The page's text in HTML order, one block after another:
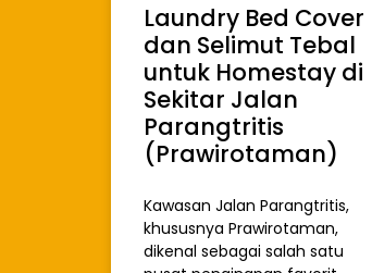
Laundry Bed Cover
dan Selimut Tebal
untuk Homestay di
Sekitar Jalan
Parangtritis
(Prawirotaman)
Kawasan Jalan Parangtritis,
khususnya Prawirotaman,
dikenal sebagai salah satu